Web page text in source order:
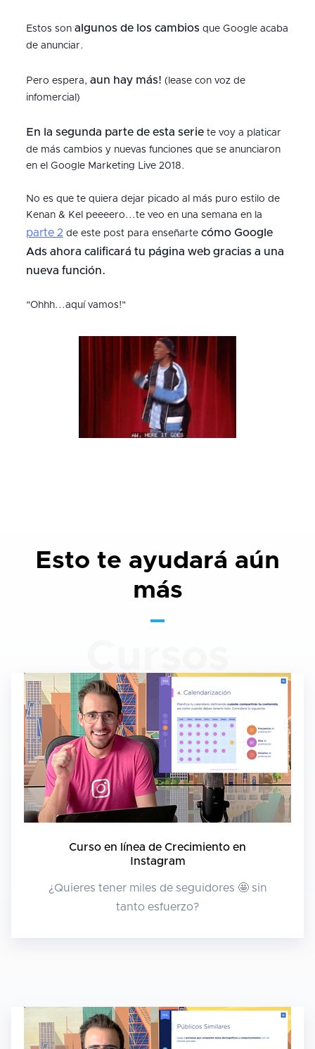
Estos son algunos de los cambios que Google acaba
de anunciar.
Pero espera, aun hay más! (lease con voz de
infomercial)
En la segunda parte de esta seriete voy a platicar
de más cambios y nuevas funciones que se anunciaron
en el Google Marketing Live 2018.
No es que te quiera dejar picado al más puro estilo de
Kenan & Kel peeeero...te veo en una semana en la
parte 2 de este post para enseñarte cómo Google
Ads ahora calificará tu página web gracias a una
nueva función.
"Ohhh...aquí vamos!"
Esto te ayudará aún
más
Curso en línea de Crecimiento en
Instagram
¿Quieres tener miles de seguidores 🤩 sin
tanto esfuerzo?